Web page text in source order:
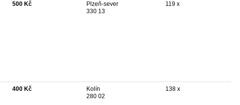
500 Kč
Plzeň-sever
330 13
119 x
400 Kč
Kolín
280 02
138 x